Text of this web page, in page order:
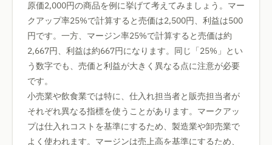
原価2,000円の商品を例に挙げて考えてみましょう。マー
クアップ率25%で計算すると売価は2,500円、利益は500
円です。一方、マージン率25%で計算すると売価は約
2,667円、利益は約667円になります。同じ「25%」とい
う数字でも、売価と利益が大きく異なる点に注意が必要
です。
小売業や飲食業では特に、仕入れ担当者と販売担当者が
それぞれ異なる指標を使うことがあります。マークアッ
プは仕入れコストを基準にするため、製造業や卸売業で
よく使われます。マージンは売上高を基準にするため、